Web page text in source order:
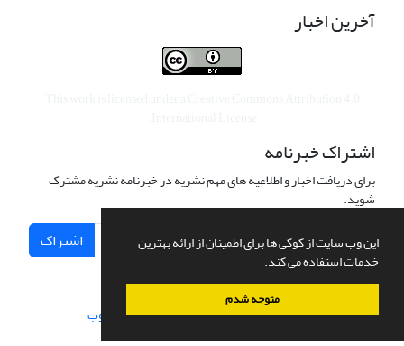
این وب سایت از کوکی ها برای اطمینان از ارائه بهترین
خدمات استفاده می کند.
متوجه شدم
آخرین اخبار
اشتراک خبرنامه
برای دریافت اخبار و اطلاعیه های مهم نشریه در خبرنامه نشریه مشترک
شوید.
اشتراک
سامانه مدیریت نشریات علمی.طراحی و پیاده سازی از سیناوب